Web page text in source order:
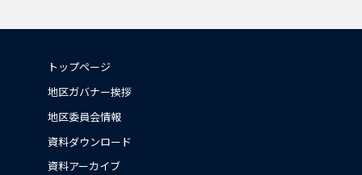
トップページ
地区ガバナー挨拶
地区委員会情報
資料ダウンロード
資料アーカイブ